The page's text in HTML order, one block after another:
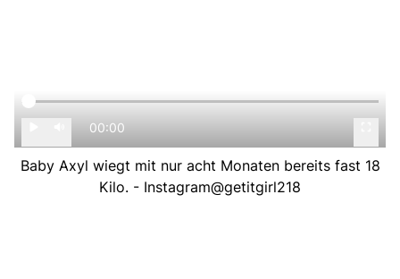
00:00
Baby Axyl wiegt mit nur acht Monaten bereits fast 18
Kilo. - Instagram@getitgirl218